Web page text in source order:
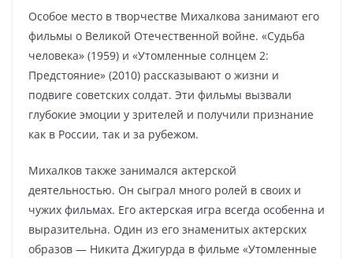
Особое место в творчестве Михалкова занимают его
фильмы о Великой Отечественной войне. «Судьба
человека» (1959) и «Утомленные солнцем 2:
Предстояние» (2010) рассказывают о жизни и
подвиге советских солдат. Эти фильмы вызвали
глубокие эмоции у зрителей и получили признание
как в России, так и за рубежом.
Михалков также занимался актерской
деятельностью. Он сыграл много ролей в своих и
чужих фильмах. Его актерская игра всегда особенна и
выразительна. Один из его знаменитых актерских
образов — Никита Джигурда в фильме «Утомленные